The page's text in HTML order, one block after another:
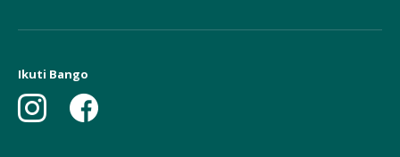
Ikuti Bango